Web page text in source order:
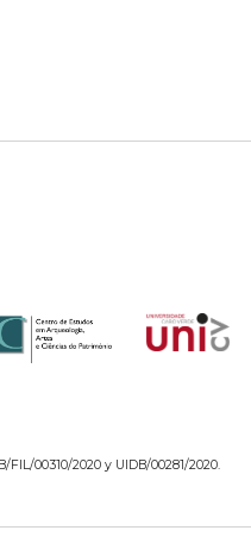
00310/2020 y UIDB/00281/2020.